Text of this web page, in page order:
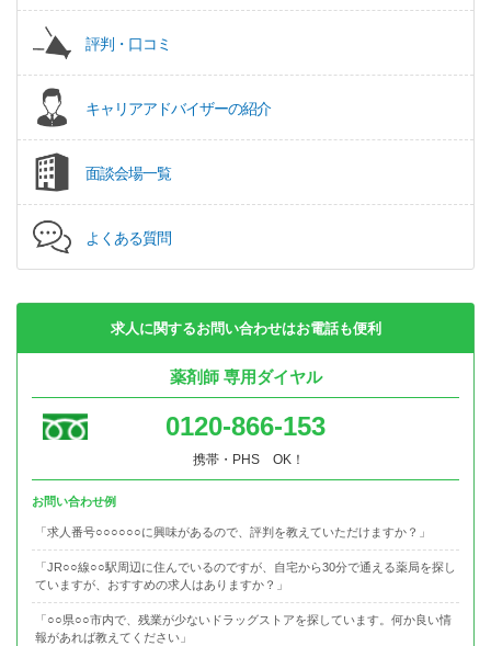
評判・口コミ
キャリアアドバイザーの紹介
面談会場一覧
よくある質問
求人に関するお問い合わせはお電話も便利
薬剤師 専用ダイヤル
0120-866-153
携帯・PHS OK！
お問い合わせ例
「求人番号○○○○○○に興味があるので、評判を教えていただけますか？」
「JR○○線○○駅周辺に住んでいるのですが、自宅から30分で通える薬局を探し
ていますが、おすすめの求人はありますか？」
「○○県○○市内で、残業が少ないドラッグストアを探しています。何か良い情
報があれば教えてください」